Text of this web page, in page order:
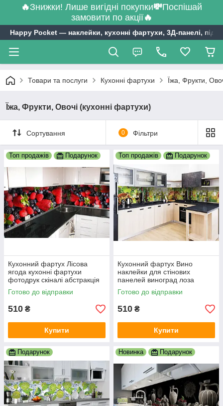
🔥Знижки! Лише вигідні покупки💸Поспішай
замовити по акції🔥
Happy Pocket ― наклейки, кухонні фартухи, 3Д-панелі,
Товари та послуги Кухонні фартухи Їжа, Фрукти,
Їжа, Фрукти, Овочі (кухонні фартухи)
Сортування 0 Фільтри
Топ продажів Подарунок
Кухонний фартух Лісова
ягода кухонні фартухи
фотодрук скіналі абстракція
600х2000 мм
Готово до відправки
510 ₴
Купити
Топ продажів Подарунок
Кухонний фартух Вино
наклейки для стінових
панелей виноград лоза
пляшки плівка для кухні
600х2000 мм
Готово до відправки
510 ₴
Купити
Подарунок Новинка Подарунок